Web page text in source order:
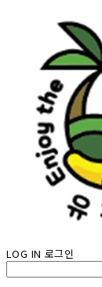
LOG IN 로그인